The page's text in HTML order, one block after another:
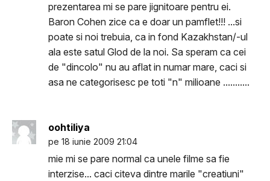
prezentarea mi se pare jignitoare pentru ei.
Baron Cohen zice ca e doar un pamflet!!! ...si
poate si noi trebuia, ca in fond Kazakhstan/-ul
ala este satul Glod de la noi. Sa speram ca cei
de "dincolo" nu au aflat in numar mare, caci si
asa ne categorisesc pe toti "n" milioane ...........
oohtiliya
pe 18 iunie 2009 21:04
mie mi se pare normal ca unele filme sa fie
interzise... caci citeva dintre marile "creatiuni"